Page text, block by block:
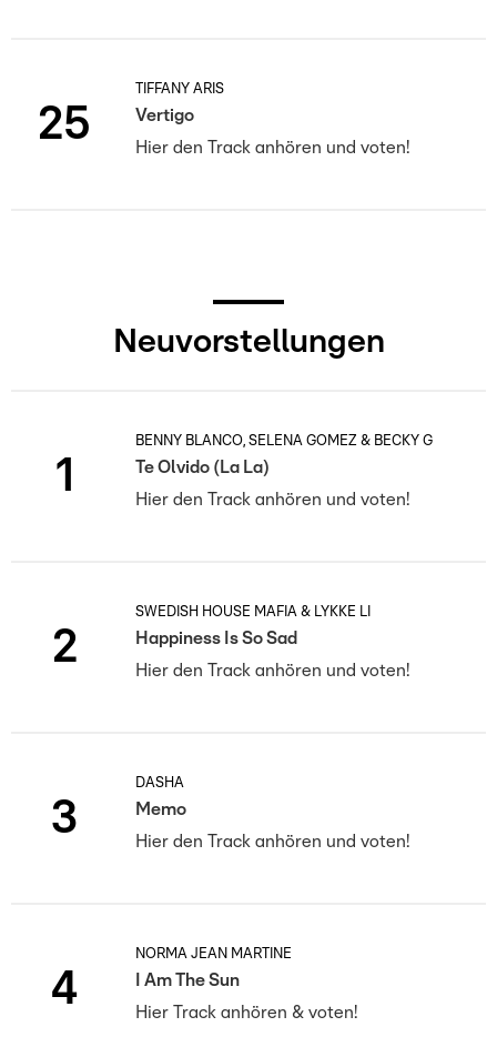
25
TIFFANY ARIS
Vertigo
Hier den Track anhören und voten!
Neuvorstellungen
1
BENNY BLANCO, SELENA GOMEZ & BECKY G
Te Olvido (La La)
Hier den Track anhören und voten!
2
SWEDISH HOUSE MAFIA & LYKKE LI
Happiness Is So Sad
Hier den Track anhören und voten!
3
DASHA
Memo
Hier den Track anhören und voten!
4
NORMA JEAN MARTINE
I Am The Sun
Hier Track anhören & voten!